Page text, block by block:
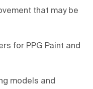
that may be
for PPG Paint and
models and